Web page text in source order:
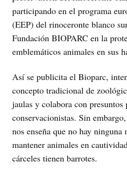
participando en el programa
(EEP) del rinoceronte blanco
Fundación BIOPARC en la
emblemáticos animales en sus
Así se publicita el Bioparc,
concepto tradicional de
jaulas y colabora con presuntos
conservacionistas. Sin
nos enseña que no hay ninguna
mantener animales en
cárceles tienen barrotes.